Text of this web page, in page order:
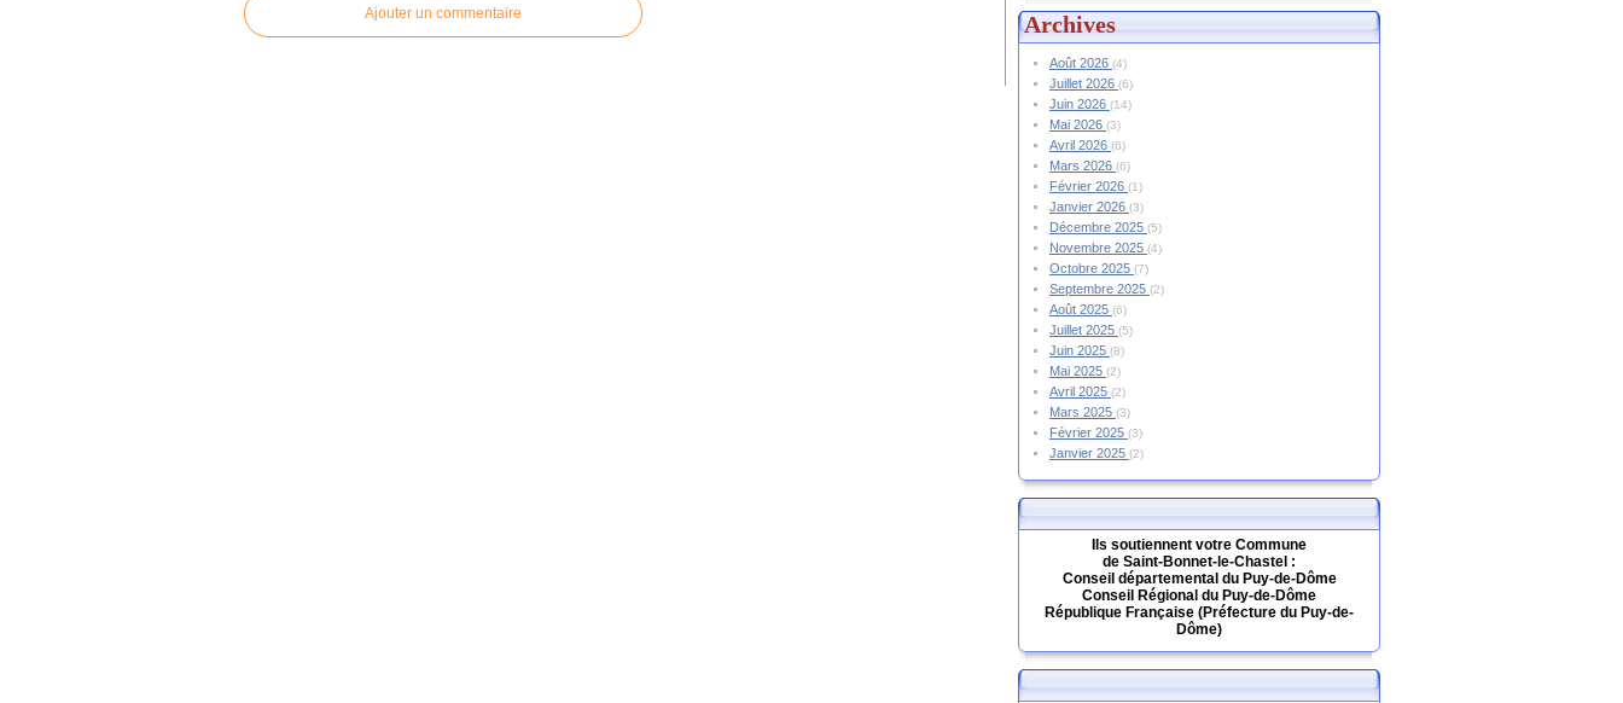
Ajouter un commentaire Archives
Août 2026 (4)
Juillet 2026 (6)
Juin 2026 (14)
Mai 2026 (3)
Avril 2026 (6)
Mars 2026 (6)
Février 2026 (1)
Janvier 2026 (3)
Décembre 2025 (5)
Novembre 2025 (4)
Octobre 2025 (7)
Septembre 2025 (2)
Août 2025 (6)
Juillet 2025 (5)
Juin 2025 (8)
Mai 2025 (2)
Avril 2025 (2)
Mars 2025 (3)
Février 2025 (3)
Janvier 2025 (2)
Ils soutiennent votre Commune
de Saint-Bonnet-le-Chastel :
Conseil départemental du Puy-de-Dôme
Conseil Régional du Puy-de-Dôme
République Française (Préfecture du Puy-de-
Dôme)